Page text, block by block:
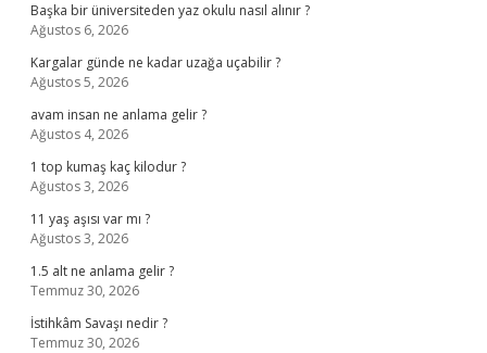
Başka bir üniversiteden yaz okulu nasıl alınır ?
Ağustos 6, 2026
Kargalar günde ne kadar uzağa uçabilir ?
Ağustos 5, 2026
avam insan ne anlama gelir ?
Ağustos 4, 2026
1 top kumaş kaç kilodur ?
Ağustos 3, 2026
11 yaş aşısı var mı ?
Ağustos 3, 2026
1.5 alt ne anlama gelir ?
Temmuz 30, 2026
İstihkâm Savaşı nedir ?
Temmuz 30, 2026